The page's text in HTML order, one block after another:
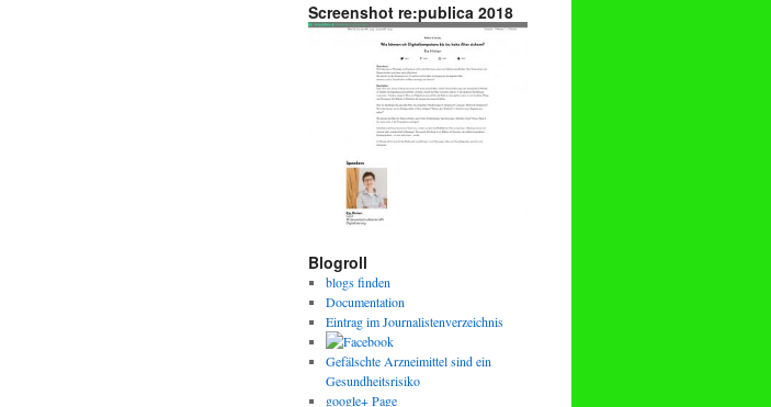
Screenshot re:publica 2018
Blogroll
blogs finden
Documentation
Eintrag im Journalistenverzeichnis
Gefälschte Arzneimittel sind ein
Gesundheitsrisiko
google+ Page